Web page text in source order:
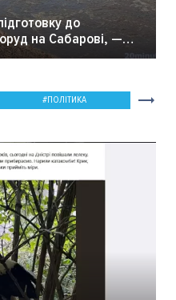
до
на Сабарові, —
ПОЛІТИКА